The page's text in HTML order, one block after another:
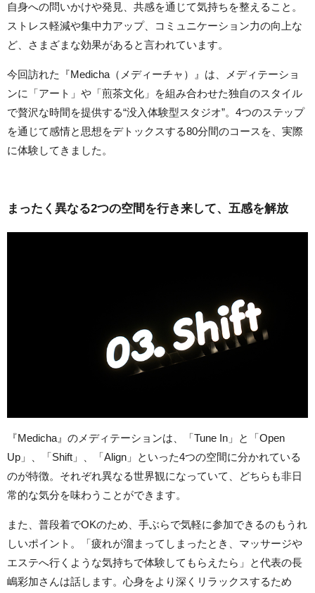
自身への問いかけや発見、共感を通じて気持ちを整えること。
ストレス軽減や集中力アップ、コミュニケーション力の向上な
ど、さまざまな効果があると言われています。
今回訪れた『Medicha（メディーチャ）』は、メディテーショ
ンに「アート」や「煎茶文化」を組み合わせた独自のスタイル
で贅沢な時間を提供する“没入体験型スタジオ”。4つのステップ
を通じて感情と思想をデトックスする80分間のコースを、実際
に体験してきました。
まったく異なる2つの空間を行き来して、五感を解放
『Medicha』のメディテーションは、「Tune In」と「Open
Up」、「Shift」、「Align」といった4つの空間に分かれている
のが特徴。それぞれ異なる世界観になっていて、どちらも非日
常的な気分を味わうことができます。
また、普段着でOKのため、手ぶらで気軽に参加できるのもうれ
しいポイント。「疲れが溜まってしまったとき、マッサージや
エステへ行くような気持ちで体験してもらえたら」と代表の長
嶋彩加さんは話します。心身をより深くリラックスするため